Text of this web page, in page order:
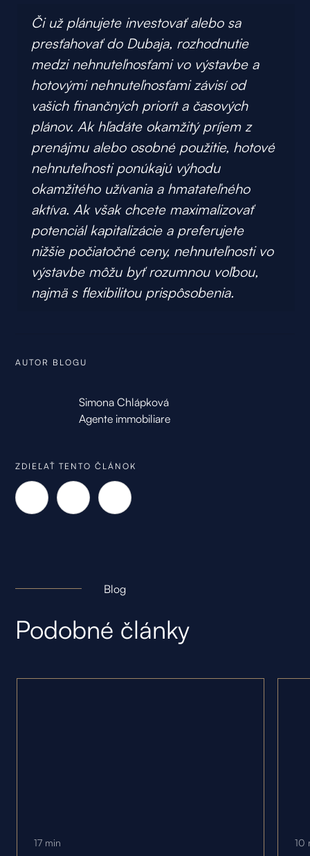
ZDIEĽAŤ TENTO ČLÁNOK
Či už plánujete investovať alebo sa
presťahovať do Dubaja, rozhodnutie
medzi nehnuteľnosťami vo výstavbe a
hotovými nehnuteľnosťami závisí od
vašich finančných priorít a časových
plánov. Ak hľadáte okamžitý príjem z
prenájmu alebo osobné použitie, hotové
nehnuteľnosti ponúkajú výhodu
okamžitého užívania a hmatateľného
aktíva. Ak však chcete maximalizovať
potenciál kapitalizácie a preferujete
nižšie počiatočné ceny, nehnuteľnosti vo
výstavbe môžu byť rozumnou voľbou,
najmä s flexibilitou prispôsobenia.
AUTOR BLOGU
Simona Chlápková
Agente immobiliare
Blog
Podobné články
17min 10